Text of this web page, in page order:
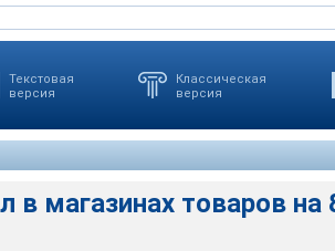
Текстовая
версия
Классическая
версия
в магазинах товаров на